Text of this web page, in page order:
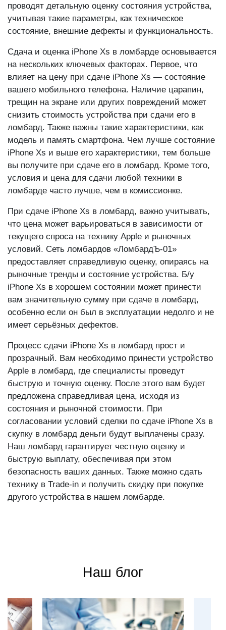
проводят детальную оценку состояния устройства,
учитывая такие параметры, как техническое
состояние, внешние дефекты и функциональность.
Сдача и оценка iPhone Xs в ломбарде основывается
на нескольких ключевых факторах. Первое, что
влияет на цену при сдаче iPhone Xs — состояние
вашего мобильного телефона. Наличие царапин,
трещин на экране или других повреждений может
снизить стоимость устройства при сдачи его в
ломбард. Также важны такие характеристики, как
модель и память смартфона. Чем лучше состояние
iPhone Xs и выше его характеристики, тем больше
вы получите при сдаче его в ломбард. Кроме того,
условия и цена для сдачи любой техники в
ломбарде часто лучше, чем в комиссионке.
При сдаче iPhone Xs в ломбард, важно учитывать,
что цена может варьироваться в зависимости от
текущего спроса на технику Apple и рыночных
условий. Сеть ломбардов «ЛомбардЪ-01»
предоставляет справедливую оценку, опираясь на
рыночные тренды и состояние устройства. Б/у
iPhone Xs в хорошем состоянии может принести
вам значительную сумму при сдаче в ломбард,
особенно если он был в эксплуатации недолго и не
имеет серьёзных дефектов.
Процесс сдачи iPhone Xs в ломбард прост и
прозрачный. Вам необходимо принести устройство
Apple в ломбард, где специалисты проведут
быструю и точную оценку. После этого вам будет
предложена справедливая цена, исходя из
состояния и рыночной стоимости. При
согласовании условий сделки по сдаче iPhone Xs в
скупку в ломбард деньги будут выплачены сразу.
Наш ломбард гарантирует честную оценку и
быструю выплату, обеспечивая при этом
безопасность ваших данных. Также можно сдать
технику в Trade-in и получить скидку при покупке
другого устройства в нашем ломбарде.
Наш блог